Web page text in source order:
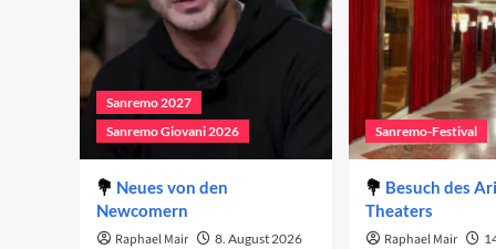
Sanremo 2027
Sanremo Giovani 2026
Neues von den
Newcomern
Raphael Mair 8. August 2026
Sanremo-Festival
Besuch des
Theaters
Raphael Mair